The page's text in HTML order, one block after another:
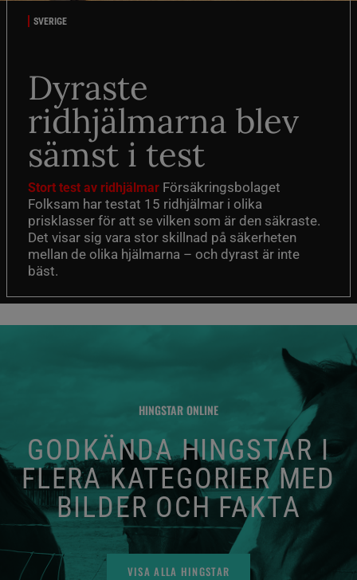
SVERIGE
Dyraste
ridhjälmarna blev
sämst i test
Stort test av ridhjälmar Försäkringsbolaget
Folksam har testat 15 ridhjälmar i olika
prisklasser för att se vilken som är den säkraste.
Det visar sig vara stor skillnad på säkerheten
mellan de olika hjälmarna – och dyrast är inte
bäst.
HINGSTAR ONLINE
GODKÄNDA HINGSTAR I
FLERA KATEGORIER MED
BILDER OCH FAKTA
VISA ALLA HINGSTAR